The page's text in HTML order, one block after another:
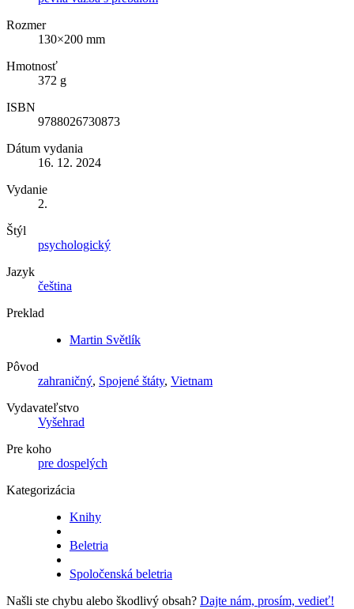
Rozmer
130×200 mm
Hmotnosť
372 g
ISBN
9788026730873
Dátum vydania
16. 12. 2024
Vydanie
2.
Štýl
psychologický
Jazyk
čeština
Preklad
Martin Světlík
Pôvod
zahraničný, Spojené štáty, Vietnam
Vydavateľstvo
Vyšehrad
Pre koho
pre dospelých
Kategorizácia
Knihy
Beletria
Spoločenská beletria
Našli ste chybu alebo škodlivý obsah? Dajte nám, prosím, vedieť!